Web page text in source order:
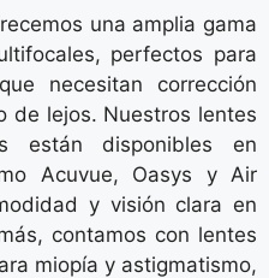
una amplia gama
perfectos para
necesitan corrección
de lejos. Nuestros lentes
están disponibles en
Acuvue, Oasys y Air
y visión clara en
contamos con lentes
miopía y astigmatismo,